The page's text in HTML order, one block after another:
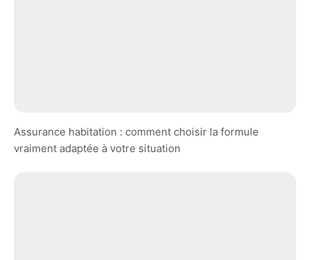
Assurance habitation : comment choisir la formule
vraiment adaptée à votre situation